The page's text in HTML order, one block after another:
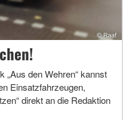
„Aus den Wehren“ kannst
Einsatzfahrzeugen,
direkt an die Redaktion